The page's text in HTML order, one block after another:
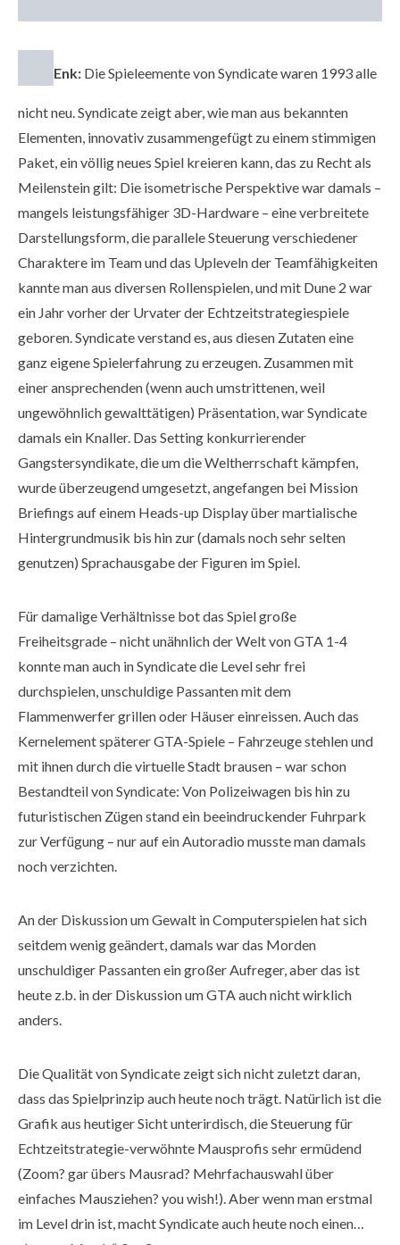
Enk: Die Spieleemente von Syndicate waren 1993 alle
nicht neu. Syndicate zeigt aber, wie man aus bekannten
Elementen, innovativ zusammengefügt zu einem stimmigen
Paket, ein völlig neues Spiel kreieren kann, das zu Recht als
Meilenstein gilt: Die isometrische Perspektive war damals –
mangels leistungsfähiger 3D-Hardware – eine verbreitete
Darstellungsform, die parallele Steuerung verschiedener
Charaktere im Team und das Upleveln der Teamfähigkeiten
kannte man aus diversen Rollenspielen, und mit Dune 2 war
ein Jahr vorher der Urvater der Echtzeitstrategiespiele
geboren. Syndicate verstand es, aus diesen Zutaten eine
ganz eigene Spielerfahrung zu erzeugen. Zusammen mit
einer ansprechenden (wenn auch umstrittenen, weil
ungewöhnlich gewalttätigen) Präsentation, war Syndicate
damals ein Knaller. Das Setting konkurrierender
Gangstersyndikate, die um die Weltherrschaft kämpfen,
wurde überzeugend umgesetzt, angefangen bei Mission
Briefings auf einem Heads-up Display über martialische
Hintergrundmusik bis hin zur (damals noch sehr selten
genutzen) Sprachausgabe der Figuren im Spiel.
Für damalige Verhältnisse bot das Spiel große
Freiheitsgrade – nicht unähnlich der Welt von GTA 1-4
konnte man auch in Syndicate die Level sehr frei
durchspielen, unschuldige Passanten mit dem
Flammenwerfer grillen oder Häuser einreissen. Auch das
Kernelement späterer GTA-Spiele – Fahrzeuge stehlen und
mit ihnen durch die virtuelle Stadt brausen – war schon
Bestandteil von Syndicate: Von Polizeiwagen bis hin zu
futuristischen Zügen stand ein beeindruckender Fuhrpark
zur Verfügung – nur auf ein Autoradio musste man damals
noch verzichten.
An der Diskussion um Gewalt in Computerspielen hat sich
seitdem wenig geändert, damals war das Morden
unschuldiger Passanten ein großer Aufreger, aber das ist
heute z.b. in der Diskussion um GTA auch nicht wirklich
anders.
Die Qualität von Syndicate zeigt sich nicht zuletzt daran,
dass das Spielprinzip auch heute noch trägt. Natürlich ist die
Grafik aus heutiger Sicht unterirdisch, die Steuerung für
Echtzeitstrategie-verwöhnte Mausprofis sehr ermüdend
(Zoom? gar übers Mausrad? Mehrfachauswahl über
einfaches Mausziehen? you wish!). Aber wenn man erstmal
im Level drin ist, macht Syndicate auch heute noch einen…